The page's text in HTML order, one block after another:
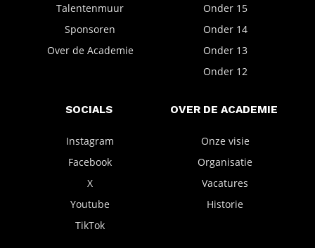
Talentenmuur
Sponsoren
Over de Academie
Onder 15
Onder 14
Onder 13
Onder 12
SOCIALS
Instagram
Facebook
X
Youtube
TikTok
OVER DE ACADEMIE
Onze visie
Organisatie
Vacatures
Historie